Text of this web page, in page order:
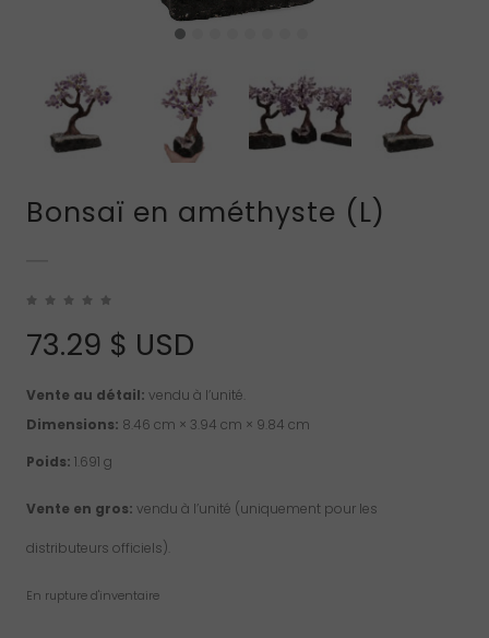
Bonsaï en améthyste (L)
73.29 $ USD
Vente au détail: vendu à l’unité.
Dimensions: 8.46 cm × 3.94 cm × 9.84 cm
Poids: 1.691 g
Vente en gros: vendu à l’unité (uniquement pour les
distributeurs officiels).
En rupture d'inventaire